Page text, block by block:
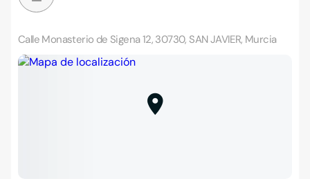
Calle Monasterio de Sigena 12, 30730, SAN JAVIER, Murcia